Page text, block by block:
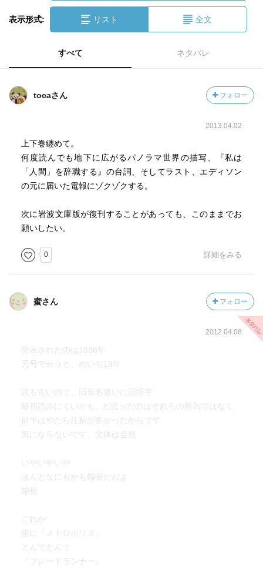
表示形式: リスト 全文
すべて ネタバレ
tocaさん フォロー
2013.04.02
上下巻纏めて。
何度読んでも地下に広がるパノラマ世界の描写、『私は
「人間」を辞職する』の台詞、そしてラスト、エディソン
の元に届いた電報にゾクゾクする。
次に岩波文庫版が復刊することがあっても、このままでお
願いしたい。
0 詳細をみる
蜜さん フォロー
2012.04.08
発表されたのは1886年
元号で云うと、めいぢ19年
訳も古いので、旧仮名遣いに旧漢字
最初読みにくいかも...と思ったのはそれらの所為ではなく
前半はやたら注釈が多かったからです
気にならないです、文体は全然
いやいやいや
ほんとなにもかも錯覚だわよ
錯覚
これが
後に『メトロポリス』
とんでとんで
『ブレードランナー』